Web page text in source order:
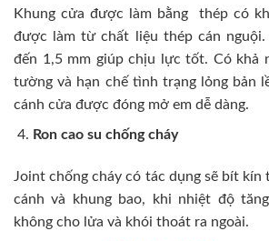
Khung cửa được làm bằng thép có
được làm từ chất liệu thép cán
đến 1,5 mm giúp chịu lực tốt. Có khả
tường và hạn chế tình trạng lỏng bản
cánh cửa được đóng mở em dễ dàng.
Ron cao su chống cháy
Joint chống cháy có tác dụng sẽ bít kín
cánh và khung bao, khi nhiệt độ
không cho lửa và khói thoát ra ngoài.